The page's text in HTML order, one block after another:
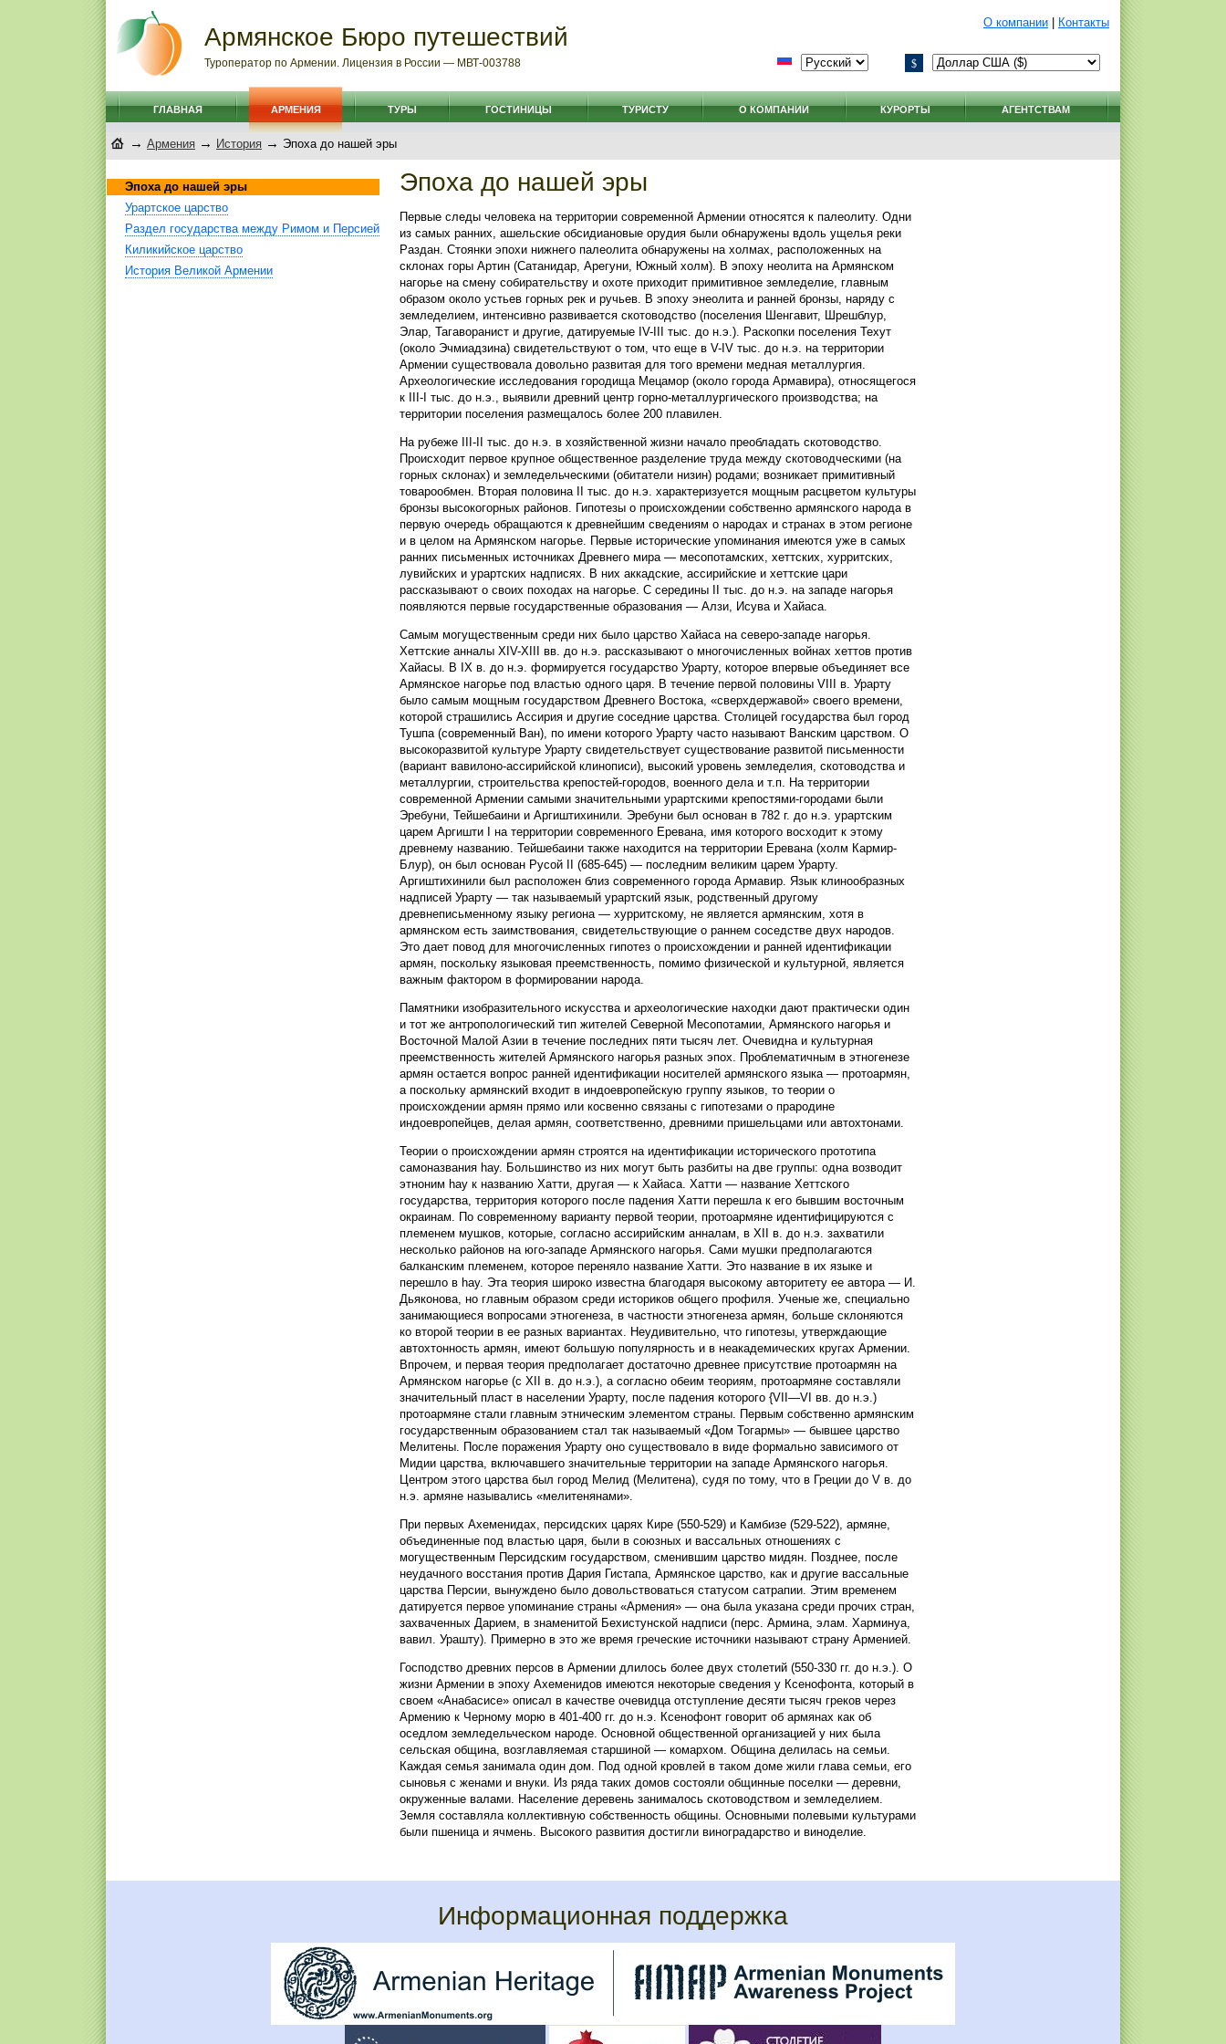
Армянское Бюро путешествий
Туроператор по Армении. Лицензия в России — МВТ-003788
О компании Контакты
$
ГЛАВНАЯ АРМЕНИЯ ТУРЫ ГОСТИНИЦЫ ТУРИСТУ О КОМПАНИИ КУРОРТЫ АГЕНТСТВАМ
→ Армения → История → Эпоха до нашей эры
Эпоха до нашей эры
Урартское царство
Раздел государства между Римом и Персией
Киликийское царство
История Великой Армении
Эпоха до нашей эры
Первые следы человека на территории современной Армении относятся к палеолиту. Одни
из самых ранних, ашельские обсидиановые орудия были обнаружены вдоль ущелья реки
Раздан. Стоянки эпохи нижнего палеолита обнаружены на холмах, расположенных на
склонах горы Артин (Сатанидар, Арегуни, Южный холм). В эпоху неолита на Армянском
нагорье на смену собирательству и охоте приходит примитивное земледелие, главным
образом около устьев горных рек и ручьев. В эпоху энеолита и ранней бронзы, наряду с
земледелием, интенсивно развивается скотоводство (поселения Шенгавит, Шрешблур,
Элар, Тагаворанист и другие, датируемые IV-III тыс. до н.э.). Раскопки поселения Техут
(около Эчмиадзина) свидетельствуют о том, что еще в V-IV тыс. до н.э. на территории
Армении существовала довольно развитая для того времени медная металлургия.
Археологические исследования городища Мецамор (около города Армавира), относящегося
к III-I тыс. до н.э., выявили древний центр горно-металлургического производства; на
территории поселения размещалось более 200 плавилен.
На рубеже III-II тыс. до н.э. в хозяйственной жизни начало преобладать скотоводство.
Происходит первое крупное общественное разделение труда между скотоводческими (на
горных склонах) и земледельческими (обитатели низин) родами; возникает примитивный
товарообмен. Вторая половина II тыс. до н.э. характеризуется мощным расцветом культуры
бронзы высокогорных районов. Гипотезы о происхождении собственно армянского народа в
первую очередь обращаются к древнейшим сведениям о народах и странах в этом регионе
и в целом на Армянском нагорье. Первые исторические упоминания имеются уже в самых
ранних письменных источниках Древнего мира — месопотамских, хеттских, хурритских,
лувийских и урартских надписях. В них аккадские, ассирийские и хеттские цари
рассказывают о своих походах на нагорье. С середины II тыс. до н.э. на западе нагорья
появляются первые государственные образования — Алзи, Исува и Хайаса.
Самым могущественным среди них было царство Хайаса на северо-западе нагорья.
Хеттские анналы XIV-XIII вв. до н.э. рассказывают о многочисленных войнах хеттов против
Хайасы. В IX в. до н.э. формируется государство Урарту, которое впервые объединяет все
Армянское нагорье под властью одного царя. В течение первой половины VIII в. Урарту
было самым мощным государством Древнего Востока, «сверхдержавой» своего времени,
которой страшились Ассирия и другие соседние царства. Столицей государства был город
Тушпа (современный Ван), по имени которого Урарту часто называют Ванским царством. О
высокоразвитой культуре Урарту свидетельствует существование развитой письменности
(вариант вавилоно-ассирийской клинописи), высокий уровень земледелия, скотоводства и
металлургии, строительства крепостей-городов, военного дела и т.п. На территории
современной Армении самыми значительными урартскими крепостями-городами были
Эребуни, Тейшебаини и Аргиштихинили. Эребуни был основан в 782 г. до н.э. урартским
царем Аргишти I на территории современного Еревана, имя которого восходит к этому
древнему названию. Тейшебаини также находится на территории Еревана (холм Кармир-
Блур), он был основан Русой II (685-645) — последним великим царем Урарту.
Аргиштихинили был расположен близ современного города Армавир. Язык клинообразных
надписей Урарту — так называемый урартский язык, родственный другому
древнеписьменному языку региона — хурритскому, не является армянским, хотя в
армянском есть заимствования, свидетельствующие о раннем соседстве двух народов.
Это дает повод для многочисленных гипотез о происхождении и ранней идентификации
армян, поскольку языковая преемственность, помимо физической и культурной, является
важным фактором в формировании народа.
Памятники изобразительного искусства и археологические находки дают практически один
и тот же антропологический тип жителей Северной Месопотамии, Армянского нагорья и
Восточной Малой Азии в течение последних пяти тысяч лет. Очевидна и культурная
преемственность жителей Армянского нагорья разных эпох. Проблематичным в этногенезе
армян остается вопрос ранней идентификации носителей армянского языка — протоармян,
а поскольку армянский входит в индоевропейскую группу языков, то теории о
происхождении армян прямо или косвенно связаны с гипотезами о прародине
индоевропейцев, делая армян, соответственно, древними пришельцами или автохтонами.
Теории о происхождении армян строятся на идентификации исторического прототипа
самоназвания hay. Большинство из них могут быть разбиты на две группы: одна возводит
этноним hay к названию Хатти, другая — к Хайаса. Хатти — название Хеттского
государства, территория которого после падения Хатти перешла к его бывшим восточным
окраинам. По современному варианту первой теории, протоармяне идентифицируются с
племенем мушков, которые, согласно ассирийским анналам, в XII в. до н.э. захватили
несколько районов на юго-западе Армянского нагорья. Сами мушки предполагаются
балканским племенем, которое переняло название Хатти. Это название в их языке и
перешло в hay. Эта теория широко известна благодаря высокому авторитету ее автора — И.
Дьяконова, но главным образом среди историков общего профиля. Ученые же, специально
занимающиеся вопросами этногенеза, в частности этногенеза армян, больше склоняются
ко второй теории в ее разных вариантах. Неудивительно, что гипотезы, утверждающие
автохтонность армян, имеют большую популярность и в неакадемических кругах Армении.
Впрочем, и первая теория предполагает достаточно древнее присутствие протоармян на
Армянском нагорье (с XII в. до н.э.), а согласно обеим теориям, протоармяне составляли
значительный пласт в населении Урарту, после падения которого {VII—VI вв. до н.э.)
протоармяне стали главным этническим элементом страны. Первым собственно армянским
государственным образованием стал так называемый «Дом Тогармы» — бывшее царство
Мелитены. После поражения Урарту оно существовало в виде формально зависимого от
Мидии царства, включавшего значительные территории на западе Армянского нагорья.
Центром этого царства был город Мелид (Мелитена), судя по тому, что в Греции до V в. до
н.э. армяне назывались «мелитенянами».
При первых Ахеменидах, персидских царях Кире (550-529) и Камбизе (529-522), армяне,
объединенные под властью царя, были в союзных и вассальных отношениях с
могущественным Персидским государством, сменившим царство мидян. Позднее, после
неудачного восстания против Дария Гистапа, Армянское царство, как и другие вассальные
царства Персии, вынуждено было довольствоваться статусом сатрапии. Этим временем
датируется первое упоминание страны «Армения» — она была указана среди прочих стран,
захваченных Дарием, в знаменитой Бехистунской надписи (перс. Армина, элам. Харминуа,
вавил. Урашту). Примерно в это же время греческие источники называют страну Арменией.
Господство древних персов в Армении длилось более двух столетий (550-330 гг. до н.э.). О
жизни Армении в эпоху Ахеменидов имеются некоторые сведения у Ксенофонта, который в
своем «Анабасисе» описал в качестве очевидца отступление десяти тысяч греков через
Армению к Черному морю в 401-400 гг. до н.э. Ксенофонт говорит об армянах как об
оседлом земледельческом народе. Основной общественной организацией у них была
сельская община, возглавляемая старшиной — комархом. Община делилась на семьи.
Каждая семья занимала один дом. Под одной кровлей в таком доме жили глава семьи, его
сыновья с женами и внуки. Из ряда таких домов состояли общинные поселки — деревни,
окруженные валами. Население деревень занималось скотоводством и земледелием.
Земля составляла коллективную собственность общины. Основными полевыми культурами
были пшеница и ячмень. Высокого развития достигли виноградарство и виноделие.
Информационная поддержка